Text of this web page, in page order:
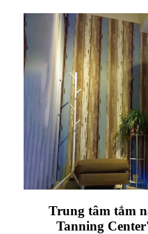
Trung tâm tắm
Tanning